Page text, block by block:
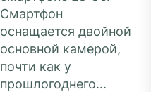
Смартфон
оснащается двойной
основной камерой,
почти как у
прошлогоднего...